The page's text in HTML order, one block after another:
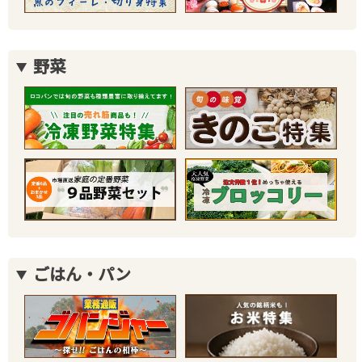
野菜
ごはん・パン